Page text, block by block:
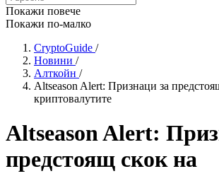
Покажи повече
Покажи по-малко
CryptoGuide /
Новини /
Алткойн /
Altseason Alert: Признаци за
криптовалутите
Altseason Alert:
предстоящ скок на